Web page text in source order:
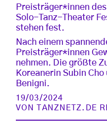
Preisträger*innen
Solo-Tanz-Theater
stehen fest.
Nach einem
Preisträger*innen
nehmen. Die größte
Koreanerin Subin
Benigni.
19/03/2024
VON
TANZNETZ.DE